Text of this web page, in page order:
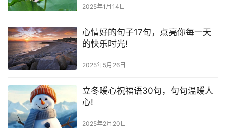
2025年1月14日
心情好的句子17句，点亮你每一天
的快乐时光!
2025年5月26日
立冬暖心祝福语30句，句句温暖人
心!
2025年2月20日